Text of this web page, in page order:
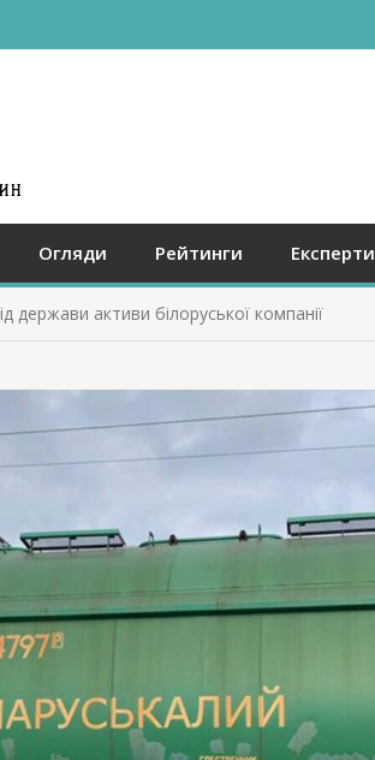
Огляди Рейтинги Експерти
держави активи білоруської компанії